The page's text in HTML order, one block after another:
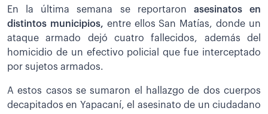
En la última semana se reportaron asesinatos en
distintos municipios, entre ellos San Matías, donde un
ataque armado dejó cuatro fallecidos, además del
homicidio de un efectivo policial que fue interceptado
por sujetos armados.
A estos casos se sumaron el hallazgo de dos cuerpos
decapitados en Yapacaní, el asesinato de un ciudadano